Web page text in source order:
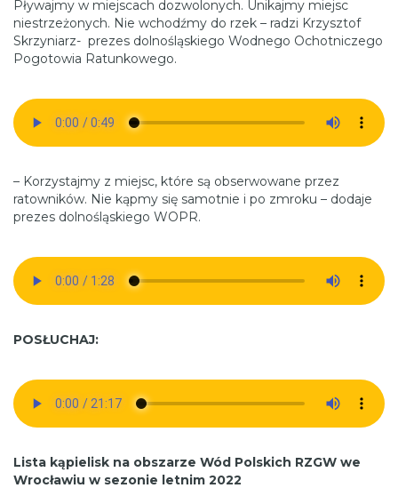
Pływajmy w miejscach dozwolonych. Unikajmy miejsc
niestrzeżonych. Nie wchodźmy do rzek – radzi Krzysztof
Skrzyniarz- prezes dolnośląskiego Wodnego Ochotniczego
Pogotowia Ratunkowego.
– Korzystajmy z miejsc, które są obserwowane przez
ratowników. Nie kąpmy się samotnie i po zmroku – dodaje
prezes dolnośląskiego WOPR.
POSŁUCHAJ:
Lista kąpielisk na obszarze Wód Polskich RZGW we
Wrocławiu w sezonie letnim 2022